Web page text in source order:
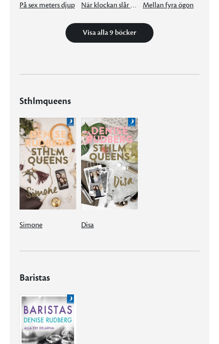
På sex meters djup När klockan slår fem Mellan fyra ögon
Visa alla 9 böcker
Sthlmqueens
Simone Disa
Baristas